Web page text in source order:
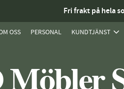
Fri frakt på hela
OSS PERSONAL KUNDTJÄNST